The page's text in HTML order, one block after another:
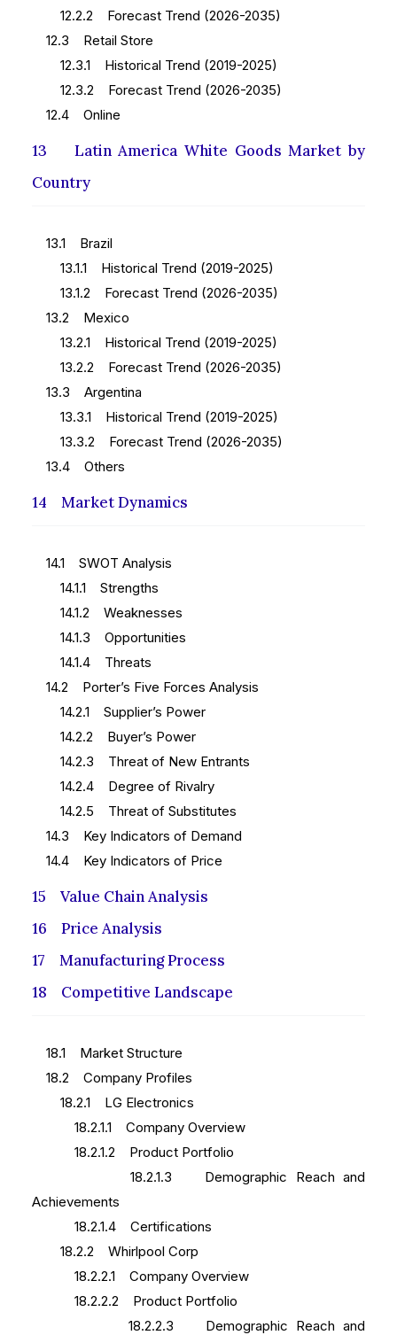
12.2.2 Forecast Trend (2026-2035)
12.3 Retail Store
12.3.1 Historical Trend (2019-2025)
12.3.2 Forecast Trend (2026-2035)
12.4 Online
13 Latin America White Goods Market by
Country
13.1 Brazil
13.1.1 Historical Trend (2019-2025)
13.1.2 Forecast Trend (2026-2035)
13.2 Mexico
13.2.1 Historical Trend (2019-2025)
13.2.2 Forecast Trend (2026-2035)
13.3 Argentina
13.3.1 Historical Trend (2019-2025)
13.3.2 Forecast Trend (2026-2035)
13.4 Others
14 Market Dynamics
14.1 SWOT Analysis
14.1.1 Strengths
14.1.2 Weaknesses
14.1.3 Opportunities
14.1.4 Threats
14.2 Porter’s Five Forces Analysis
14.2.1 Supplier’s Power
14.2.2 Buyer’s Power
14.2.3 Threat of New Entrants
14.2.4 Degree of Rivalry
14.2.5 Threat of Substitutes
14.3 Key Indicators of Demand
14.4 Key Indicators of Price
15 Value Chain Analysis
16 Price Analysis
17 Manufacturing Process
18 Competitive Landscape
18.1 Market Structure
18.2 Company Profiles
18.2.1 LG Electronics
18.2.1.1 Company Overview
18.2.1.2 Product Portfolio
18.2.1.3 Demographic Reach and
Achievements
18.2.1.4 Certifications
18.2.2 Whirlpool Corp
18.2.2.1 Company Overview
18.2.2.2 Product Portfolio
18.2.2.3 Demographic Reach and